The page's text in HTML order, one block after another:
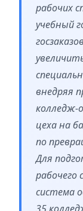
рабочих
учебный
внедряя
колледж-
цеха на
по
Для
рабочего
система